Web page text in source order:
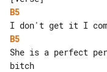
B5
B5
She is a perfect